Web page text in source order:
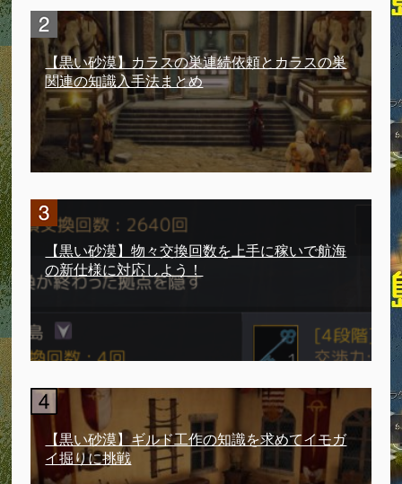
【黒い砂漠】カラスの巣連続依頼とカラスの巣
関連の知識入手法まとめ
【黒い砂漠】物々交換回数を上手に稼いで航海
の新仕様に対応しよう！
【黒い砂漠】ギルド工作の知識を求めてイモガ
イ掘りに挑戦